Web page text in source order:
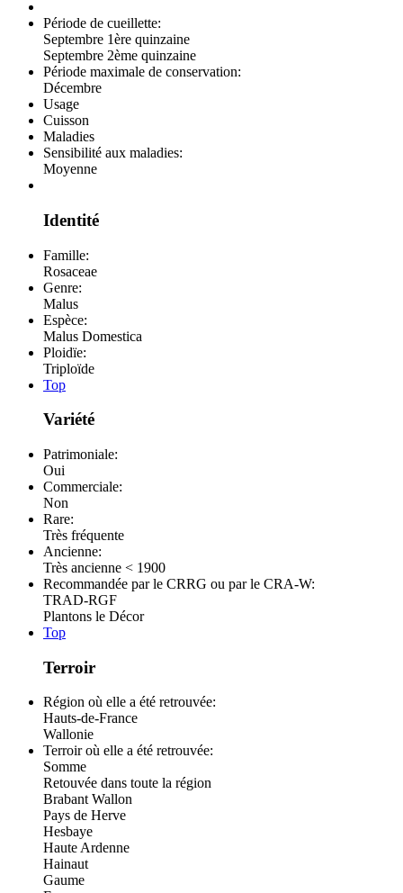
Période de cueillette:
Septembre 1ère quinzaine
Septembre 2ème quinzaine
Période maximale de conservation:
Décembre
Usage
Cuisson
Maladies
Sensibilité aux maladies:
Moyenne
Identité
Famille:
Rosaceae
Genre:
Malus
Espèce:
Malus Domestica
Ploidïe:
Triploïde
Top
Variété
Patrimoniale:
Oui
Commerciale:
Non
Rare:
Très fréquente
Ancienne:
Très ancienne < 1900
Recommandée par le CRRG ou par le CRA-W:
TRAD-RGF
Plantons le Décor
Top
Terroir
Région où elle a été retrouvée:
Hauts-de-France
Wallonie
Terroir où elle a été retrouvée:
Somme
Retouvée dans toute la région
Brabant Wallon
Pays de Herve
Hesbaye
Haute Ardenne
Hainaut
Gaume